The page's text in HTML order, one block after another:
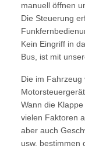
manuell öffnen
Die Steuerung
Kein Eingriff in
Bus, ist mit
Die im Fahrzeug
Wann die
vielen Faktoren
aber auch
usw. bestimmen